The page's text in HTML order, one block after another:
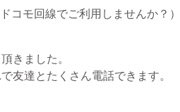
コモ回線でご利用しませんか？）
きました。
友達とたくさん電話できます。